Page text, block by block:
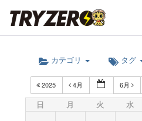
カテゴリ タグ
2025 4月 6月
日 月 火 水